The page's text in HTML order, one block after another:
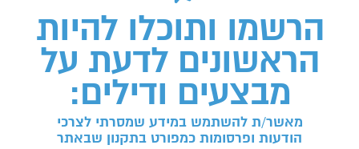
הרשמו ותוכלו להיות
הראשונים לדעת על
מבצעים ודילים:
מאשר/ת להשתמש במידע שמסרתי לצרכי
הודעות ופרסומות כמפורט בתקנון שבאתר